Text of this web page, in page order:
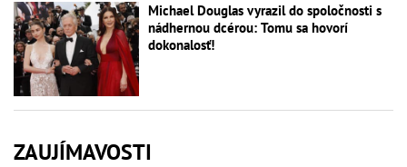
Michael Douglas vyrazil do spoločnosti s
nádhernou dcérou: Tomu sa hovorí
dokonalosť!
ZAUJÍMAVOSTI